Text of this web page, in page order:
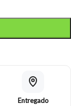
Entregado